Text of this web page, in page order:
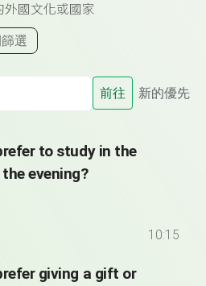
外國文化或國家
選
前往 新的優先
to study in the
evening?
10:15
giving a gift or